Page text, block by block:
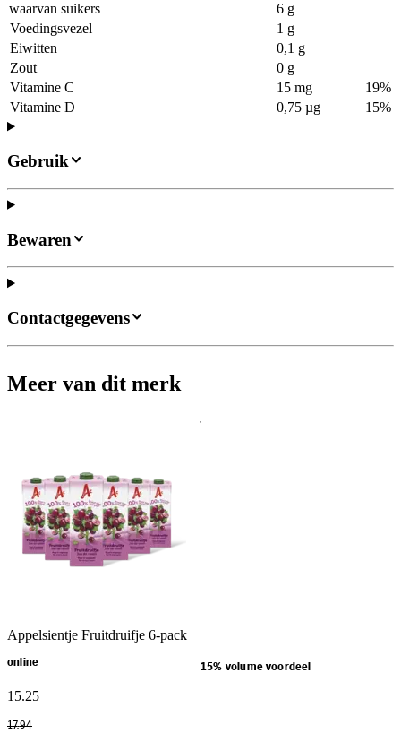
waarvan suikers
6 g
Voedingsvezel
1 g
Eiwitten
0,1 g
Zout
0 g
Vitamine C
15 mg
19%
Vitamine D
0,75 µg 15%
Gebruik
Bewaren
Contactgegevens
Meer van dit merk
Appelsientje Fruitdruifje 6-pack
online 15% volume voordeel
15.25
17.94